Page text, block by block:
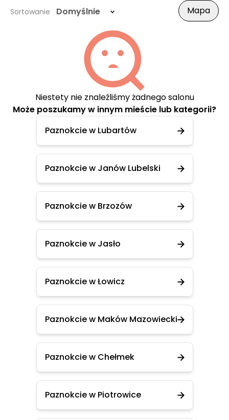
Sortowanie Domyślnie Mapa
Niestety nie znaleźliśmy żadnego salonu
Może poszukamy w innym mieście lub kategorii?
Paznokcie w Lubartów
Paznokcie w Janów Lubelski
Paznokcie w Brzozów
Paznokcie w Jasło
Paznokcie w Łowicz
Paznokcie w Maków Mazowiecki
Paznokcie w Chełmek
Paznokcie w Piotrowice